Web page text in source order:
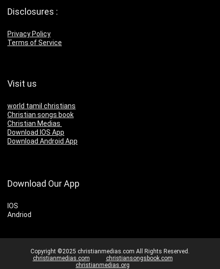
Disclosures :
Privacy Policy
Terms of Service
Visit us
world tamil christians
Christian songs book
Christian Medias
Download IOS App
Download Android App
Download Our App
IOS
Andriod
Copyright ©2025 christianmedias.com All Rights Reserved.
christianmedias.com
christiansongsbook.com
christianmedias.org